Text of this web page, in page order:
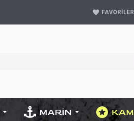
MARIN